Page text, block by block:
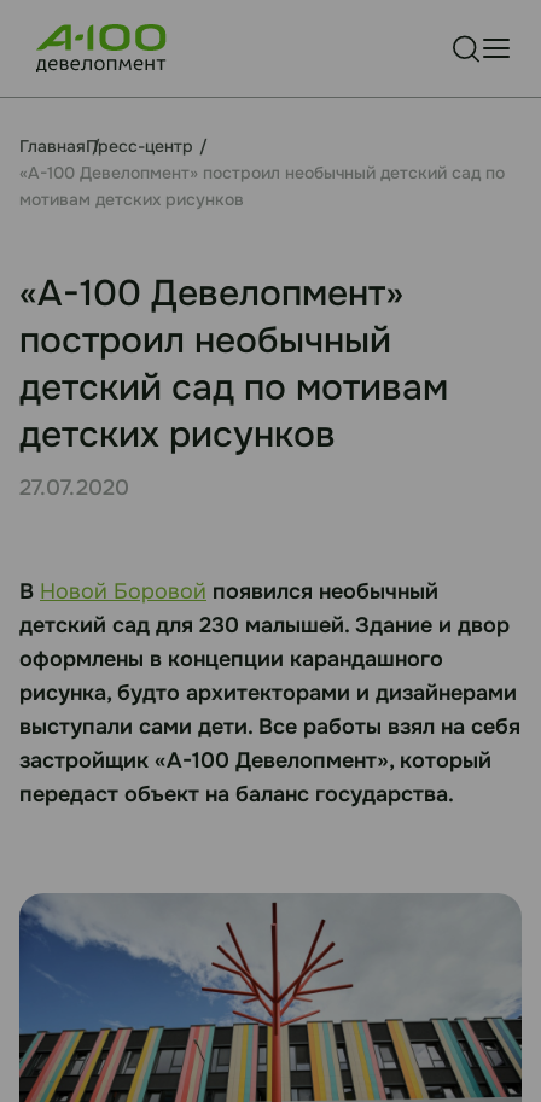
ГлавнаяПресс-центр
«А-100 Девелопмент» построил необычный детский сад по
мотивам детских рисунков
«А-100 Девелопмент»
построил необычный
детский сад по мотивам
детских рисунков
27.07.2020
В Новой Боровой появился необычный
детский сад для 230 малышей. Здание и двор
оформлены в концепции карандашного
рисунка, будто архитекторами и дизайнерами
выступали сами дети. Все работы взял на себя
застройщик «А-100 Девелопмент», который
передаст объект на баланс государства.